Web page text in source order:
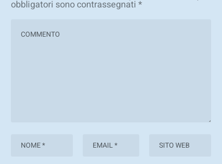
obbligatori sono contrassegnati*